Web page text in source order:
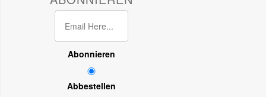
Abonnieren
Abbestellen